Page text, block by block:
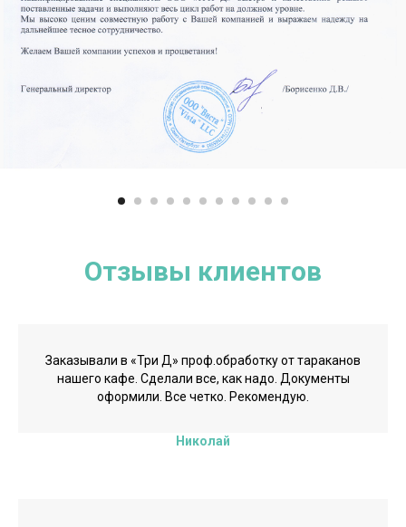
Отзывы клиентов
Заказывали в «Три Д» проф.обработку от тараканов
нашего кафе. Сделали все, как надо. Документы
оформили. Все четко. Рекомендую.
Николай